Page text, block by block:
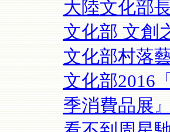
大陸文化部
文化部 文創
文化部村落
文化部2016
季消費品展』